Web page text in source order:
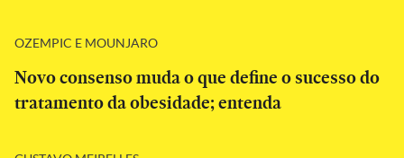
OZEMPIC E MOUNJARO
Novo consenso muda o que define o sucesso do
tratamento da obesidade; entenda